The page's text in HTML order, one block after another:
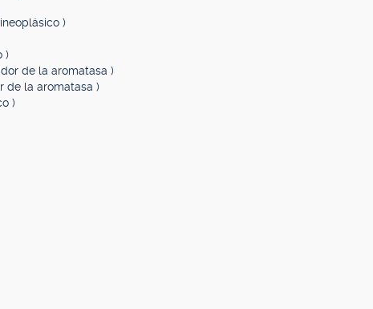
)
)
de la aromatasa )
de la aromatasa )
)